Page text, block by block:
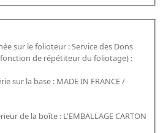
sur le folioteur : Service des Dons
de répétiteur du foliotage) :
sur la base : MADE IN FRANCE /
de la boîte : L'EMBALLAGE CARTON